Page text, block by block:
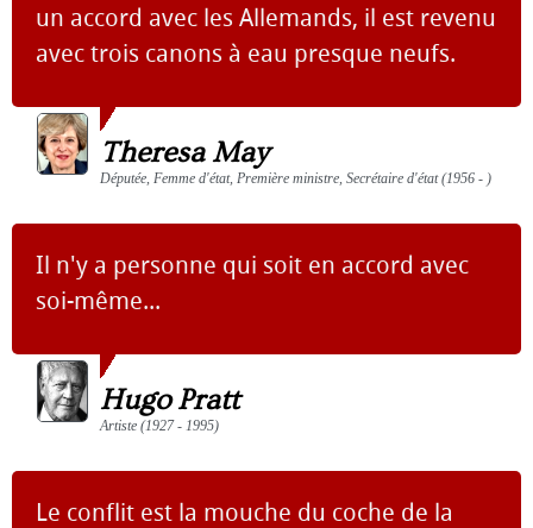
un accord avec les Allemands, il est revenu
avec trois canons à eau presque neufs.
Theresa May
Députée, Femme d'état, Première ministre, Secrétaire d'état (1956 - )
Il n'y a personne qui soit en accord avec
soi-même...
Hugo Pratt
Artiste (1927 - 1995)
Le conflit est la mouche du coche de la